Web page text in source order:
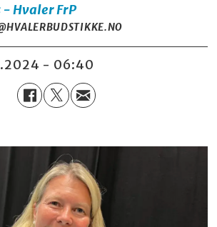
Hvaler FrP
- 06:40